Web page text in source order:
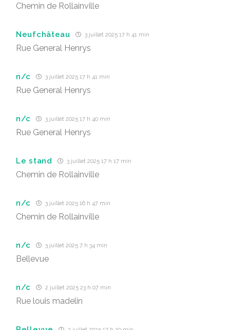
Chemin de Rollainville
Neufchâteau 3 juillet 2025 17 h 41 min
Rue General Henrys
n/c 3 juillet 2025 17 h 41 min
Rue General Henrys
n/c 3 juillet 2025 17 h 40 min
Rue General Henrys
Le stand 3 juillet 2025 17 h 17 min
Chemin de Rollainville
n/c 3 juillet 2025 16 h 47 min
Chemin de Rollainville
n/c 3 juillet 2025 7 h 34 min
Bellevue
n/c 2 juillet 2025 23 h 07 min
Rue louis madelin